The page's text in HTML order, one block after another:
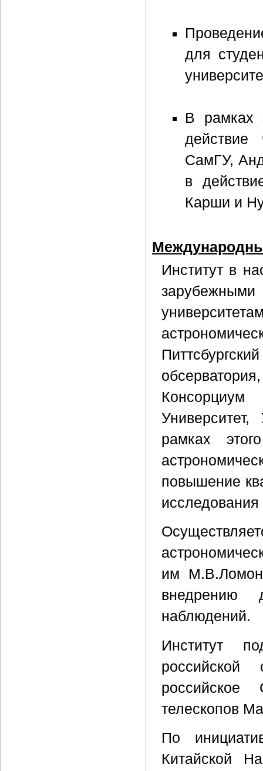
для
В рамках
действие
СамГУ,
в
Карши и
Институт в
Консорциум
рамках
повышение
им
внедрению
наблюдений.
Институт
российской
российское
телескопов
По
Китайской